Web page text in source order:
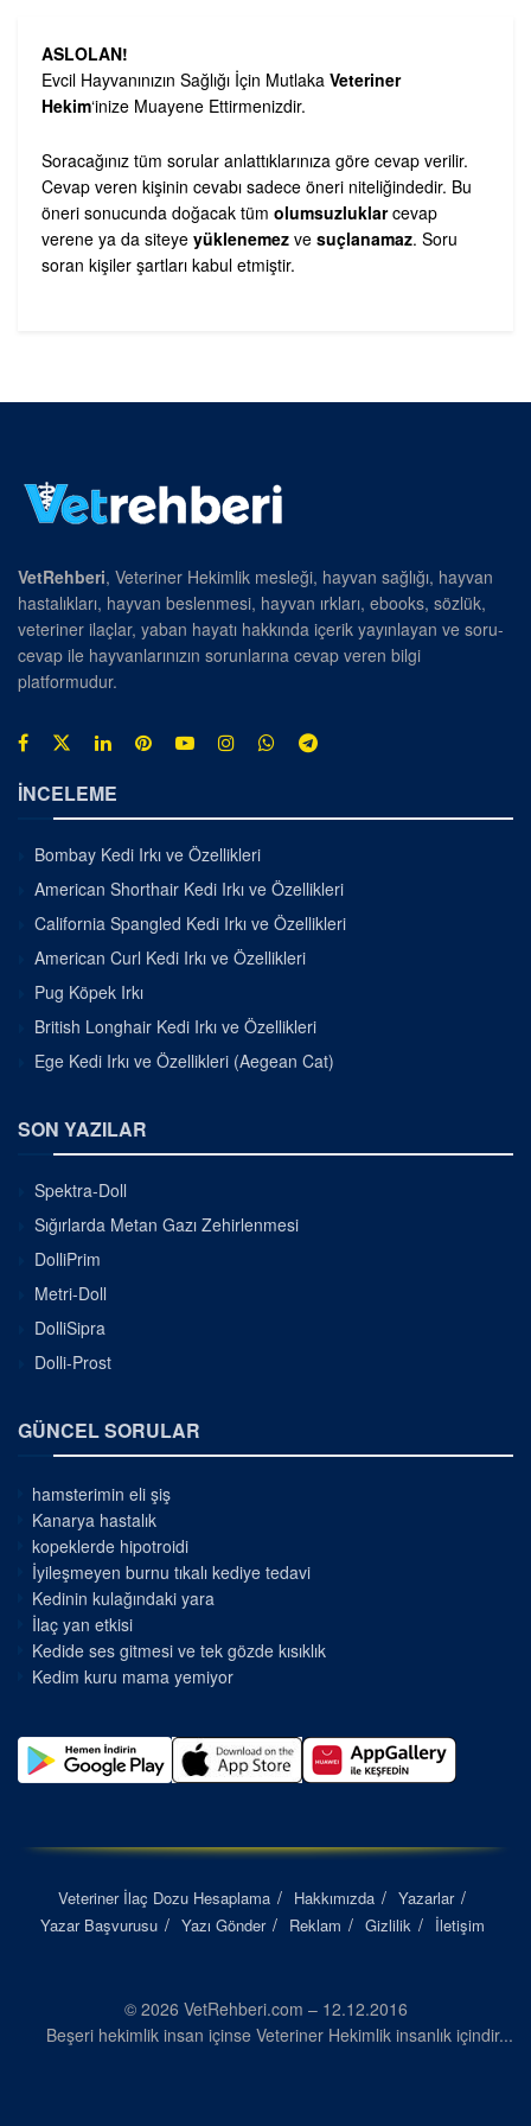
ASLOLAN!
Evcil Hayvanınızın Sağlığı İçin Mutlaka Veteriner
Hekim‘inize Muayene Ettirmenizdir.
Soracağınız tüm sorular anlattıklarınıza göre cevap verilir.
Cevap veren kişinin cevabı sadece öneri niteliğindedir. Bu
öneri sonucunda doğacak tüm olumsuzluklarcevap
verene ya da siteye yüklenemez ve suçlanamaz. Soru
soran kişiler şartları kabul etmiştir.
VetRehberi, Veteriner Hekimlik mesleği, hayvan sağlığı, hayvan
hastalıkları, hayvan beslenmesi, hayvan ırkları, ebooks, sözlük,
veteriner ilaçlar, yaban hayatı hakkında içerik yayınlayan ve soru-
cevap ile hayvanlarınızın sorunlarına cevap veren bilgi
platformudur.
İNCELEME
Bombay Kedi Irkı ve Özellikleri
American Shorthair Kedi Irkı ve Özellikleri
California Spangled Kedi Irkı ve Özellikleri
American Curl Kedi Irkı ve Özellikleri
Pug Köpek Irkı
British Longhair Kedi Irkı ve Özellikleri
Ege Kedi Irkı ve Özellikleri (Aegean Cat)
SON YAZILAR
Spektra-Doll
Sığırlarda Metan Gazı Zehirlenmesi
DolliPrim
Metri-Doll
DolliSipra
Dolli-Prost
GÜNCEL SORULAR
hamsterimin eli şiş
Kanarya hastalık
kopeklerde hipotroidi
İyileşmeyen burnu tıkalı kediye tedavi
Kedinin kulağındaki yara
İlaç yan etkisi
Kedide ses gitmesi ve tek gözde kısıklık
Kedim kuru mama yemiyor
Veteriner İlaç Dozu Hesaplama Hakkımızda
Yazarlar
Yazar Başvurusu
Yazı Gönder Reklam Gizlilik İletişim
© 2026 VetRehberi.com – 12.12.2016
Beşeri hekimlik insan içinse Veteriner Hekimlik insanlık içindir...